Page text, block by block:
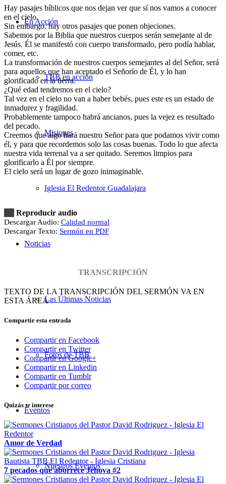
En Acción
TBB en acción
Misiones
Iglesia El Redentor Guadalajara
Noticias
Las Últimas Noticias
Fotos de TBB
Eventos
Nuestros Eventos
Hay pasajes bíblicos que nos dejan ver que sí nos vamos a conocer
en el cielo.
Sin embargo, hay otros pasajes que ponen objeciones.
Sabemos por la Biblia que nuestros cuerpos serán semejante al de
Jesús. Él se manifestó con cuerpo transformado, pero podía hablar,
comer, etc.
La transformación de nuestros cuerpos semejantes al del Señor, será
para aquellos que han aceptado el Señorío de Él, y lo han
glorificado en la tierra.
¿Qué edad tendremos en el cielo?
Tal vez en el cielo no van a haber bebés, pues este es un estado de
inmadurez y fragilidad.
Probablemente tampoco habrá ancianos, pues la vejez es resultado
del pecado.
Creemos que algo hará nuestro Señor para que podamos vivir como
él, y para que recordemos solo las cosas buenas. Todo lo que afecta
nuestra vida terrenal va a ser quitado. Seremos limpios para
glorificarlo a Él por siempre.
El cielo será un lugar de gozo inimaginable.
Reproducir audio
Descargar Audio: Calidad normal
Descargar Texto: Sermón en PDF
TRANSCRIPCIÓN
TEXTO DE LA TRANSCRIPCIÓN DEL SERMÓN VA EN
ESTA ÁREA
Compartir esta entrada
Compartir en Facebook
Compartir en Twitter
Compartir en Google+
Compartir en Linkedin
Compartir en Tumblr
Compartir por correo
Quizás te interese
Amor de Verdad
7 pecados que aborrece Jehova #2